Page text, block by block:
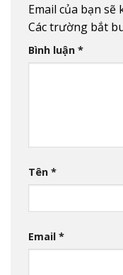
Email của bạn
Các trường bắt
Bình luận *
Tên *
Email *